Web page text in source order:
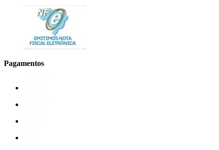
Pagamentos